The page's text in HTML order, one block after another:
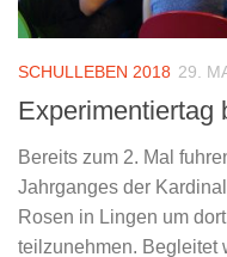
SCHULLEBEN 2018 29.
Experimentiertag
Bereits zum 2. Mal
Jahrganges der
Rosen in Lingen um
teilzunehmen. Begleitet